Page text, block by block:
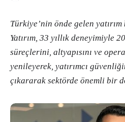
Türkiye’nin önde gelen
Yatırım, 33 yıllık deneyimiyle
süreçlerini, altyapısını ve
yenileyerek, yatırımcı
çıkararak sektörde önemli bir